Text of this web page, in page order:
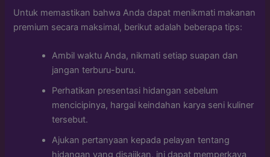
Untuk memastikan bahwa Anda dapat menikmati makanan
premium secara maksimal, berikut adalah beberapa tips:
Ambil waktu Anda, nikmati setiap suapan dan
jangan terburu-buru.
Perhatikan presentasi hidangan sebelum
mencicipinya, hargai keindahan karya seni kuliner
tersebut.
Ajukan pertanyaan kepada pelayan tentang
hidangan yang disajikan, ini dapat memperkaya